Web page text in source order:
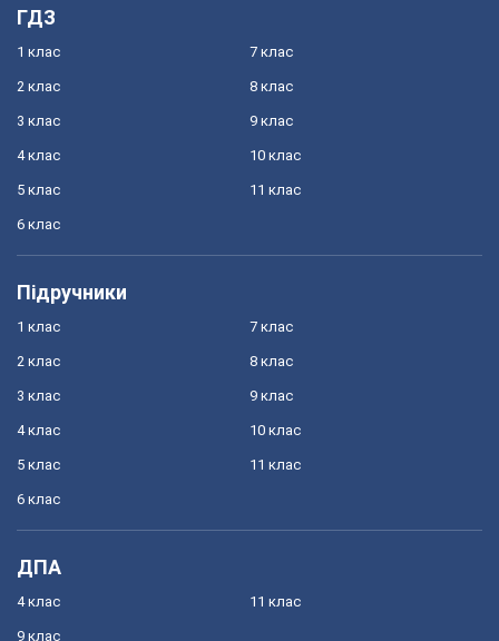
ГДЗ
1 клас
2 клас
3 клас
4 клас
5 клас
6 клас
7 клас
8 клас
9 клас
10 клас
11 клас
Підручники
1 клас
2 клас
3 клас
4 клас
5 клас
6 клас
7 клас
8 клас
9 клас
10 клас
11 клас
ДПА
4 клас
9 клас
11 клас